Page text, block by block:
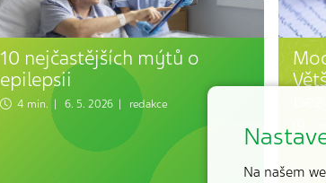
10 nejčastějších mýtů o
epilepsii
4 min. | 6. 5. 2026 | redakce
Na našem